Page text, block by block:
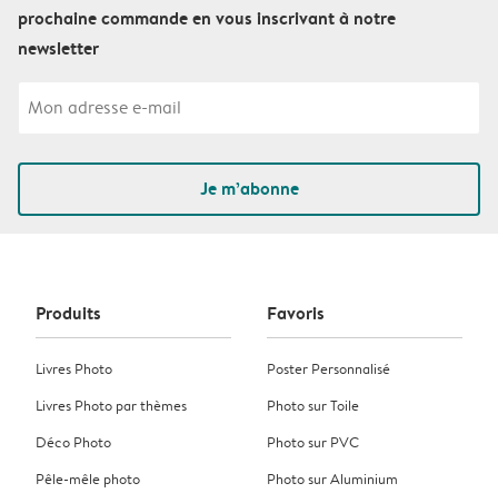
prochaine commande en vous inscrivant à notre
newsletter
Je m’abonne
Produits
Livres Photo
Livres Photo par thèmes
Déco Photo
Pêle-mêle photo
Favoris
Poster Personnalisé
Photo sur Toile
Photo sur PVC
Photo sur Aluminium